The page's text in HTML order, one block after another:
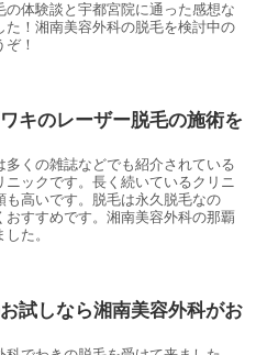
の体験談と宇都宮院に通った感想な
た！湘南美容外科の脱毛を検討中の
！
キのレーザー脱毛の施術を
多くの雑誌などでも紹介されている
ニックです。長く続いているクリニ
も高いです。脱毛は永久脱毛なの
おすすめです。湘南美容外科の那覇
た。
試しなら湘南美容外科がお